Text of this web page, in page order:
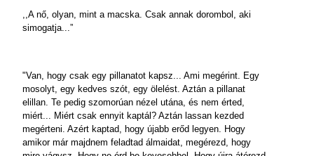
,,A nő, olyan, mint a macska. Csak annak dorombol, aki
simogatja...”
"Van, hogy csak egy pillanatot kapsz... Ami megérint. Egy
mosolyt, egy kedves szót, egy ölelést. Aztán a pillanat
elillan. Te pedig szomorúan nézel utána, és nem érted,
miért... Miért csak ennyit kaptál? Aztán lassan kezded
megérteni. Azért kaptad, hogy újabb erőd legyen. Hogy
amikor már majdnem feladtad álmaidat, megérezd, hogy